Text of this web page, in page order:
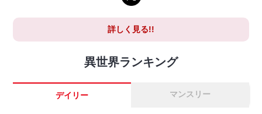
詳しく見る!!
異世界ランキング
デイリー マンスリー